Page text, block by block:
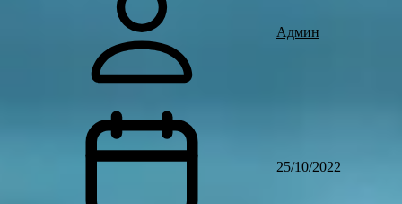
Админ
25/10/2022